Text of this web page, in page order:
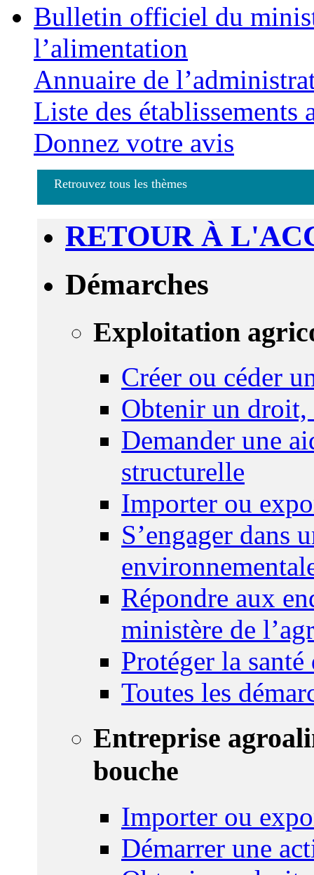
Bulletin officiel du
l’alimentation
Annuaire de
Liste des établissements
Donnez votre avis
Retrouvez tous les thèmes
RETOUR À
Démarches
Exploitation
Créer ou céder
Obtenir un droit,
Demander une
structurelle
Importer ou
S’engager dans
Répondre aux
ministère de
Protéger la
Toutes les
Entreprise
bouche
Importer ou
Démarrer une